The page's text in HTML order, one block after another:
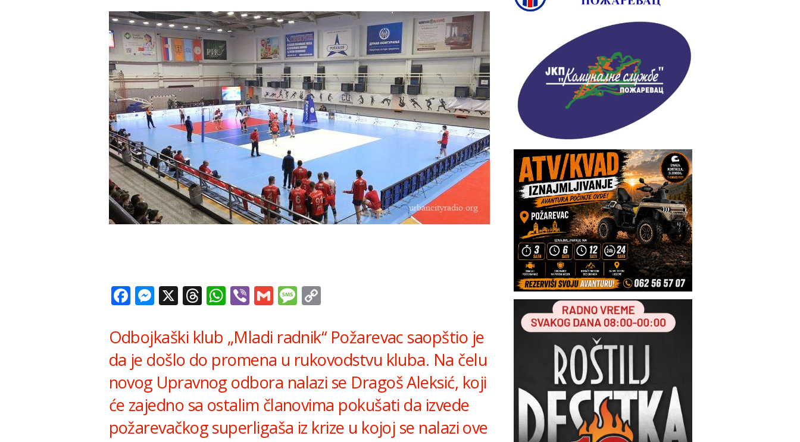
Facebook
Messenger
X Threads
WhatsApp
ViberGmailMessage
Odbojkaški klub „Mladi radnik“ Požarevac saopštio je
da je došlo do promena u rukovodstvu kluba. Na čelu
novog Upravnog odbora nalazi se Dragoš Aleksić, koji
će zajedno sa ostalim članovima pokušati da izvede
požarevačkog superligaša iz krize u kojoj se nalazi ove